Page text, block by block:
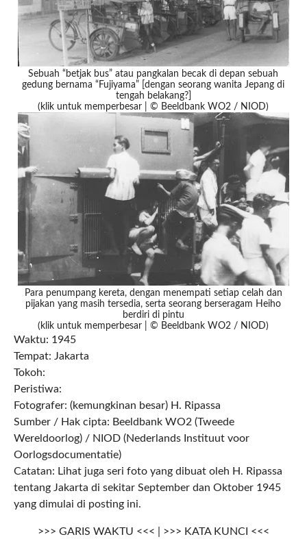
Sebuah “betjak bus” atau pangkalan becak di depan sebuah
gedung bernama “Fujiyama” [dengan seorang wanita Jepang di
tengah belakang?]
(klik untuk memperbesar | © Beeldbank WO2 / NIOD)
Para penumpang kereta, dengan menempati setiap celah dan
pijakan yang masih tersedia, serta seorang berseragam Heiho
berdiri di pintu
(klik untuk memperbesar | © Beeldbank WO2 / NIOD)
Waktu: 1945
Tempat: Jakarta
Tokoh:
Peristiwa:
Fotografer: (kemungkinan besar) H. Ripassa
Sumber / Hak cipta: Beeldbank WO2 (Tweede
Wereldoorlog) / NIOD (Nederlands Instituut voor
Oorlogsdocumentatie)
Catatan: Lihat juga seri foto yang dibuat oleh H. Ripassa
tentang Jakarta di sekitar September dan Oktober 1945
yang dimulai di posting ini.
>>> GARIS WAKTU <<< | >>> KATA KUNCI <<<